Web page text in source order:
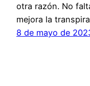
otra razón. No
mejora la
8 de mayo de